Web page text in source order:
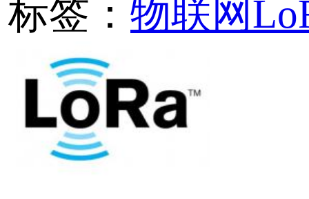
应用都用上了LoRa技术
某些原因并没有使用
协议。那么，与LoRa私
LoRaWAN网络协议又有
呢？